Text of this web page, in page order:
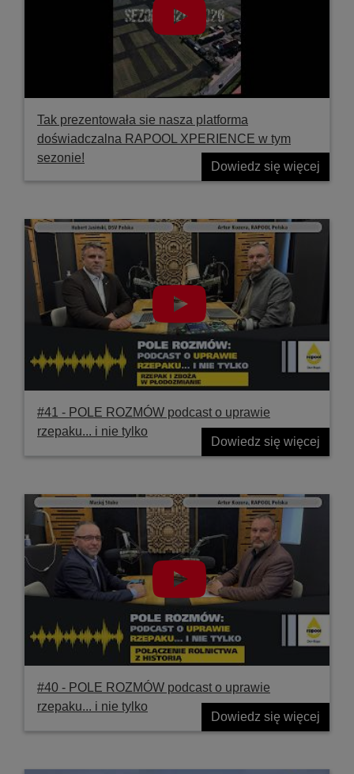
Tak prezentowała sie nasza platforma
doświadczalna RAPOOL XPERIENCE w tym
sezonie!
Dowiedz się więcej
#41 ‐ POLE ROZMÓW podcast o uprawie
rzepaku... i nie tylko
Dowiedz się więcej
#40 ‐ POLE ROZMÓW podcast o uprawie
rzepaku... i nie tylko
Dowiedz się więcej